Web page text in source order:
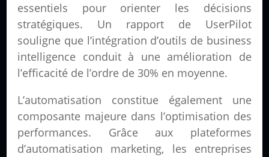
essentiels pour orienter les décisions
stratégiques. Un rapport de UserPilot
souligne que l’intégration d’outils de business
intelligence conduit à une amélioration de
l’efficacité de l’ordre de 30% en moyenne.
L’automatisation constitue également une
composante majeure dans l’optimisation des
performances. Grâce aux plateformes
d’automatisation marketing, les entreprises